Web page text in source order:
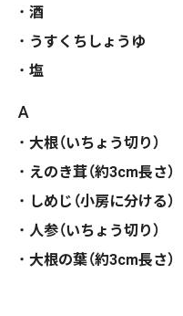
酒
うすくちしょうゆ
塩
A
大根（いちょう切り）
えのき茸（約3cm長さ）
しめじ（小房に分ける）
人参（いちょう切り）
大根の葉（約3cm長さ）